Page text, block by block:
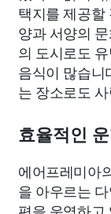
택지를 제공할
양과 서양의
의 도시로도
음식이 많습니
는 장소로도
효율적인
에어프레미아
을 아우르는